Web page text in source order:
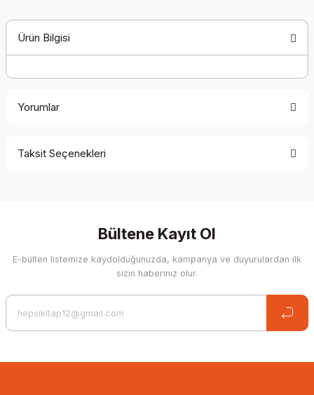
Ürün Bilgisi
Yorumlar
Taksit Seçenekleri
Bültene Kayıt Ol
E-bülten listemize kaydolduğunuzda, kampanya ve duyurulardan ilk
sizin haberiniz olur.